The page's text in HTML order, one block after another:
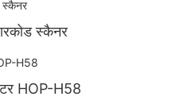
स्कैनर
HOP-H58